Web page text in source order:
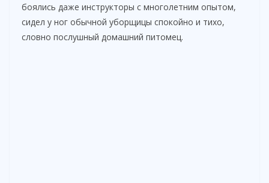
o
боялись даже инструкторы с многолетним опытом,
сидел у ног обычной уборщицы спокойно и тихо,
словно послушный домашний питомец.